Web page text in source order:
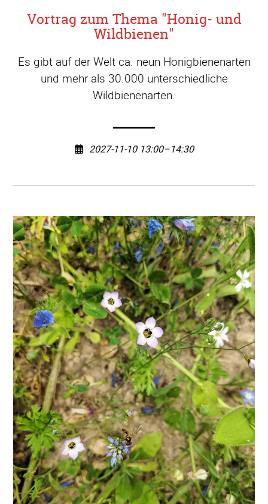
Vortrag zum Thema "Honig- und
Wildbienen"
Es gibt auf der Welt ca. neun Honigbienenarten
und mehr als 30.000 unterschiedliche
Wildbienenarten.
2027-11-10 13:00–14:30